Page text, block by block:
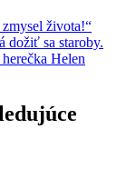
života!“
dožiť sa staroby.
Helen